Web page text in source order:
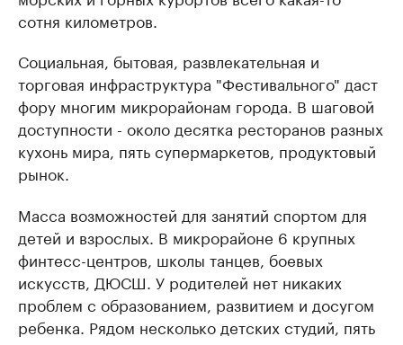
сотня километров.
Социальная, бытовая, развлекательная и
торговая инфраструктура "Фестивального" даст
фору многим микрорайонам города. В шаговой
доступности - около десятка ресторанов разных
кухонь мира, пять супермаркетов, продуктовый
рынок.
Масса возможностей для занятий спортом для
детей и взрослых. В микрорайоне 6 крупных
финтесс-центров, школы танцев, боевых
искусств, ДЮСШ. У родителей нет никаких
проблем с образованием, развитием и досугом
ребенка. Рядом несколько детских студий, пять